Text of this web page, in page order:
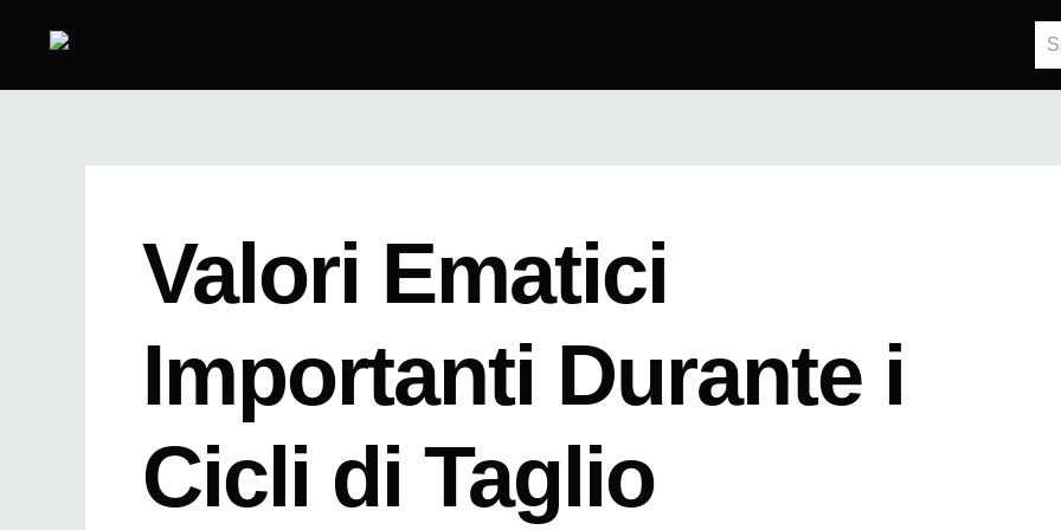
Valori Ematici
Importanti Durante i
Cicli di Taglio